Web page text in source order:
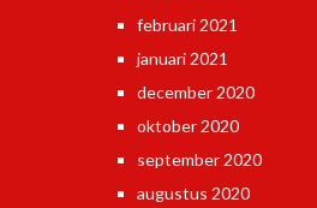
februari 2021
januari 2021
december 2020
oktober 2020
september 2020
augustus 2020